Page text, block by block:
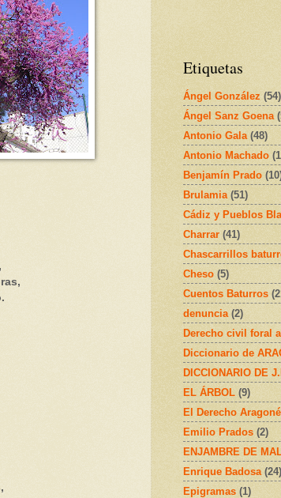
Etiquetas
Ángel González (54)
Ángel Sanz Goena
Antonio Gala (48)
Antonio Machado
Benjamín Prado
Brulamia (51)
Cádiz y Pueblos
Charrar (41)
Chascarrillos
Cheso (5)
Cuentos Baturros
denuncia (2)
Derecho civil foral
Diccionario de
DICCIONARIO DE
EL ÁRBOL (9)
El Derecho
Emilio Prados (2)
ENJAMBRE DE
Enrique Badosa (24)
Epigramas (1)